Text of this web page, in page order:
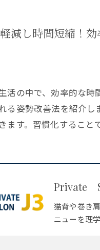
減し時間短縮！
活の中で、効率的な
る姿勢改善法を紹介
ます。習慣化すること
Private
猫背や巻き
ニューを理